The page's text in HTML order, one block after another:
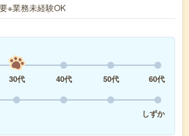
※業務未経験OK
30代 40代 50代
60代
しずか